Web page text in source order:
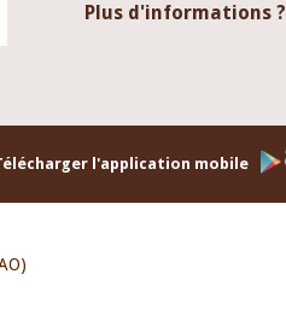
Plus d'informations ?
l'application mobile